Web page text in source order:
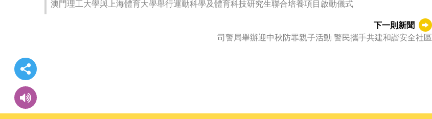
澳門理工大學與上海體育大學舉行運動科學及體育科技研究生聯合培養項目啟動儀式
下一則新聞
司警局舉辦迎中秋防罪親子活動 警民攜手共建和諧安全社區